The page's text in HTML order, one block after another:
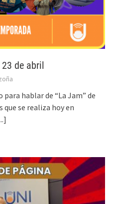
de abril
hablar de “La Jam” de
se realiza hoy en